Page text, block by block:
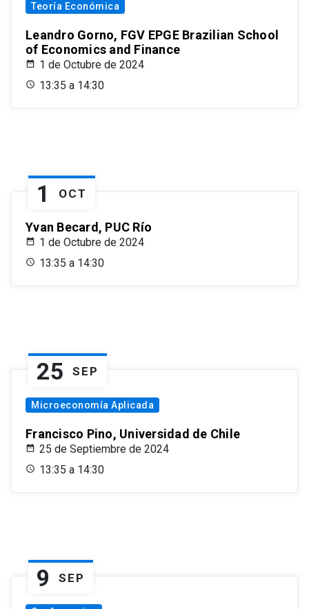
Teoría Económica
Leandro Gorno, FGV EPGE Brazilian School
of Economics and Finance
1 de Octubre de 2024
13:35 a 14:30
1 OCT
Yvan Becard, PUC Río
1 de Octubre de 2024
13:35 a 14:30
25 SEP
Microeconomía Aplicada
Francisco Pino, Universidad de Chile
25 de Septiembre de 2024
13:35 a 14:30
9 SEP